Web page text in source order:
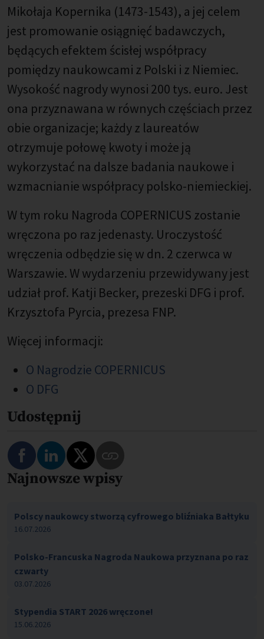
Mikołaja Kopernika (1473-1543), a jej celem
jest promowanie osiągnięć badawczych,
będących efektem ścisłej współpracy
pomiędzy naukowcami z Polski i z Niemiec.
Wysokość nagrody wynosi 200 tys. euro. Jest
ona przyznawana w równych częściach przez
obie organizacje; każdy z laureatów
otrzymuje połowę kwoty i może ją
wykorzystać na dalsze badania naukowe i
wzmacnianie współpracy polsko-niemieckiej.
W tym roku Nagroda COPERNICUS zostanie
wręczona po raz jedenasty. Uroczystość
wręczenia odbędzie się w dn. 2 czerwca w
Warszawie. W wydarzeniu przewidywany jest
udział prof. Katji Becker, prezeski DFG i prof.
Krzysztofa Pyrcia, prezesa FNP.
Więcej informacji:
O Nagrodzie COPERNICUS
O DFG
Udostępnij
Najnowsze wpisy
Polscy naukowcy stworzą cyfrowego bliźniaka Bałtyku
16.07.2026
Polsko-Francuska Nagroda Naukowa przyznana po raz
czwarty
03.07.2026
Stypendia START 2026 wręczone!
15.06.2026